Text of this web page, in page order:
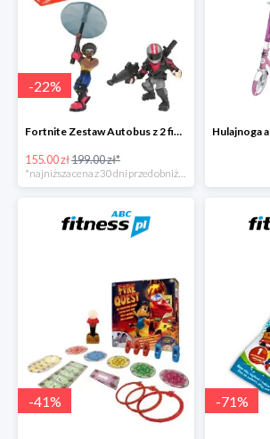
-22%
Fortnite Zestaw Autobus z 2 figurkami i 4 akcesoriami -22%
155.00 zł199.00 zł*
*najniższa cena z 30 dni przed obniżką
-41% -71%